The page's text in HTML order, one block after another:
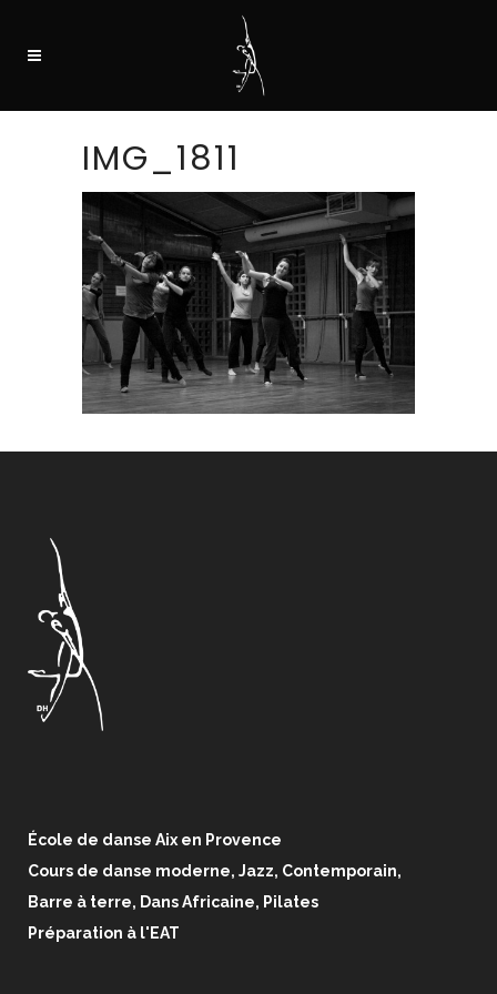
IMG_1811
École de danse Aix en Provence
Cours de danse moderne, Jazz, Contemporain,
Barre à terre, Dans Africaine, Pilates
Préparation à l'EAT